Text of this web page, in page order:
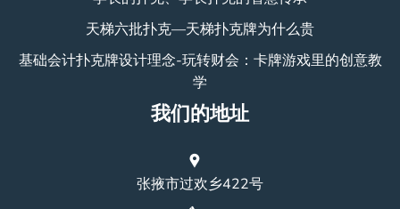
天梯六批扑克—天梯扑克牌为什么贵
基础会计扑克牌设计理念-玩转财会：卡牌游戏里的创意教
学
我们的地址
张掖市过欢乡422号